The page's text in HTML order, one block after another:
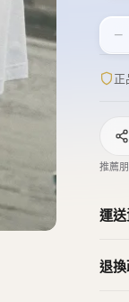
−
正
推薦
運
退